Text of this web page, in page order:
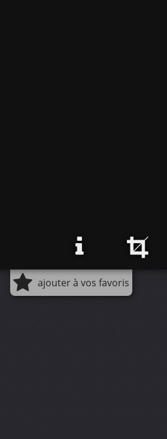
ajouter à vos favoris